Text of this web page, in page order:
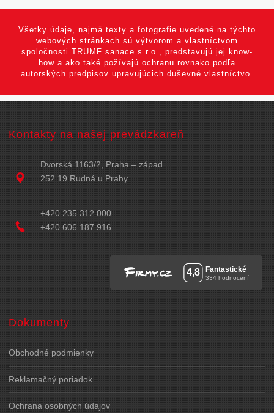
Všetky údaje, najmä texty a fotografie uvedené na týchto
webových stránkach sú výtvorom a vlastníctvom
spoločnosti TRUMF sanace s.r.o., predstavujú jej know-
how a ako také požívajú ochranu rovnako podľa
autorských predpisov upravujúcich duševné vlastníctvo.
Kontakty na našej prevádzkareň
Dvorská 1163/2, Praha – západ
252 19 Rudná u Prahy
+420 235 312 000
+420 606 187 916
Dokumenty
Obchodné podmienky
Reklamačný poriadok
Ochrana osobných údajov